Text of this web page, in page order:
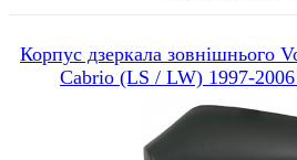
Корпус дзеркала зовнішнього
Cabrio (LS / LW) 1997-2006